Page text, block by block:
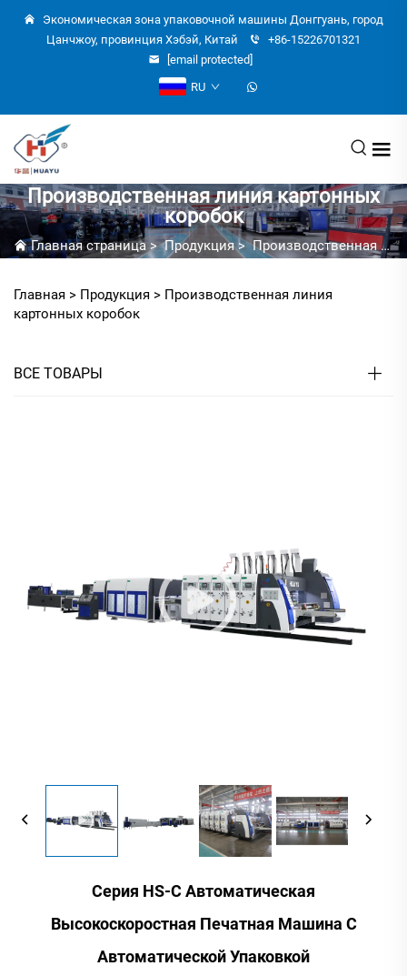
Экономическая зона упаковочной машины Донггуань, город
Цанчжоу, провинция Хэбэй, Китай
+86-15226701321
[email protected]
RU
Производственная линия картонных
коробок
Главная страница >Продукция>Производственная линия картонных коробок
Главная > Продукция > Производственная линия
картонных коробок
ВСЕ ТОВАРЫ
Серия HS-C Автоматическая
Высокоскоростная Печатная Машина С
Автоматической Упаковкой